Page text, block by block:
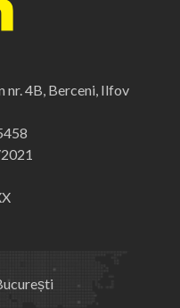
nr. 4B, Berceni, Ilfov